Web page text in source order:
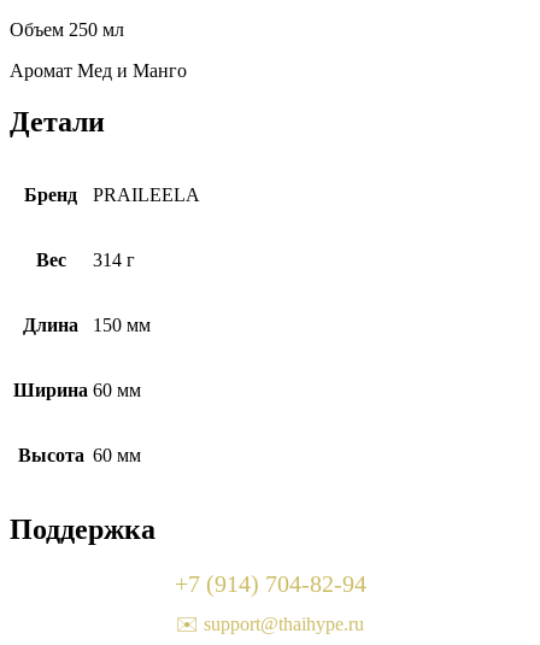
Объем 250 мл
Аромат Мед и Манго
Детали
Бренд PRAILEELA
Вес 314 г
Длина 150 мм
Ширина 60 мм
Высота 60 мм
Поддержка
+7 (914) 704-82-94
✉️ support@thaihype.ru